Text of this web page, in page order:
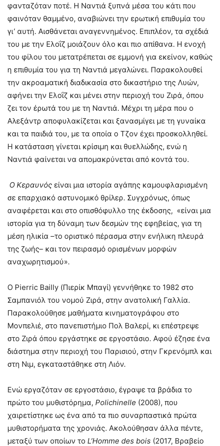
φανταζόταν ποτέ. Η Ναντιά ξυπνά μέσα του κάτι που
φαινόταν θαμμένο, αναβιώνει την ερωτική επιθυμία του
γι’ αυτή. Αισθάνεται αναγεννημένος. Επιπλέον, τα σχέδιά
του με την Ελοΐζ μοιάζουν όλο και πιο απίθανα. Η ενοχή
του φίλου του μετατρέπεται σε εμμονή για εκείνον, καθώς
η επιθυμία του για τη Ναντιά μεγαλώνει. Παρακολουθεί
την ακροαματική διαδικασία στο δικαστήριο της Λυών,
αφήνει την Ελοΐζ και μένει στην περιοχή του Ζιρά, όπου
ζει τον έρωτά του με τη Ναντιά. Μέχρι τη μέρα που ο
Αλεξάντρ αποφυλακίζεται και ξανασμίγει με τη γυναίκα
και τα παιδιά του, με τα οποία ο Τζον έχει προσκολληθεί.
Η κατάσταση γίνεται κρίσιμη και θυελλώδης, ενώ η
Ναντιά φαίνεται να απομακρύνεται από κοντά του.
Ο Κεραυνός είναι μια ιστορία αγάπης καμουφλαρισμένη
σε επαρχιακό αστυνομικό θρίλερ. Συγχρόνως, όπως
αναφέρεται και στο οπισθόφυλλο της έκδοσης, «είναι μια
ιστορία για τη δύναμη των δεσμών της εφηβείας, για τη
μέση ηλικία –το οριστικό πέρασμα στην ενήλικη πλευρά
της ζωής– και τον πειρασμό ορισμένων μορφών
αναχωρητισμού».
Ο Pierric Bailly (Πιερίκ Μπαγί) γεννήθηκε το 1982 στο
Σαμπανιόλ του νομού Ζιρά, στην ανατολική Γαλλία.
Παρακολούθησε μαθήματα κινηματογράφου στο
Μονπελιέ, στο πανεπιστήμιο Πολ Βαλερί, κι επέστρεψε
στο Ζιρά όπου εργάστηκε σε εργοστάσιο. Αφού έζησε ένα
διάστημα στην περιοχή του Παρισιού, στην Γκρενόμπλ και
στη Νιμ, εγκαταστάθηκε στη Λιόν.
Ενώ εργαζόταν σε εργοστάσιο, έγραψε τα βράδια το
πρώτο του μυθιστόρημα, Polichinelle (2008), που
χαιρετίστηκε ως ένα από τα πιο συναρπαστικά πρώτα
μυθιστορήματα της χρονιάς. Ακολούθησαν άλλα πέντε,
μεταξύ των οποίων το L’Homme des bois (2017, Βραβείο